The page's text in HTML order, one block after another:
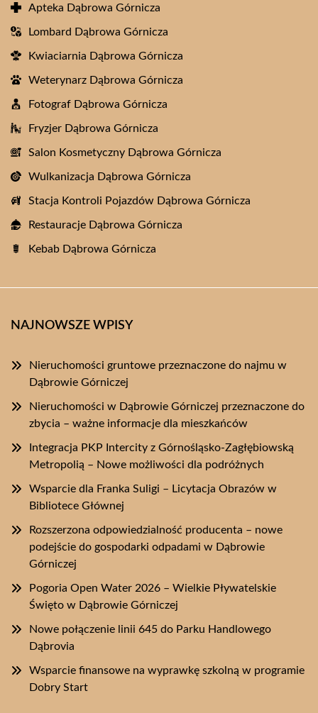
Apteka Dąbrowa Górnicza
Lombard Dąbrowa Górnicza
Kwiaciarnia Dąbrowa Górnicza
Weterynarz Dąbrowa Górnicza
Fotograf Dąbrowa Górnicza
Fryzjer Dąbrowa Górnicza
Salon Kosmetyczny Dąbrowa Górnicza
Wulkanizacja Dąbrowa Górnicza
Stacja Kontroli Pojazdów Dąbrowa Górnicza
Restauracje Dąbrowa Górnicza
Kebab Dąbrowa Górnicza
NAJNOWSZE WPISY
Nieruchomości gruntowe przeznaczone do najmu w
Dąbrowie Górniczej
Nieruchomości w Dąbrowie Górniczej przeznaczone do
zbycia – ważne informacje dla mieszkańców
Integracja PKP Intercity z Górnośląsko-Zagłębiowską
Metropolią – Nowe możliwości dla podróżnych
Wsparcie dla Franka Suligi – Licytacja Obrazów w
Bibliotece Głównej
Rozszerzona odpowiedzialność producenta – nowe
podejście do gospodarki odpadami w Dąbrowie
Górniczej
Pogoria Open Water 2026 – Wielkie Pływatelskie
Święto w Dąbrowie Górniczej
Nowe połączenie linii 645 do Parku Handlowego
Dąbrovia
Wsparcie finansowe na wyprawkę szkolną w programie
Dobry Start